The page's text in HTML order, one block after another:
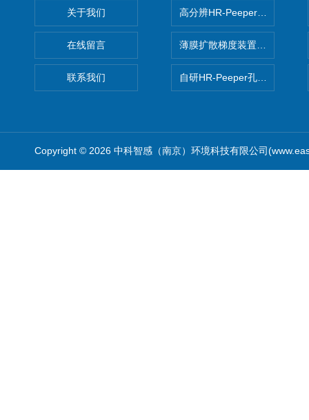
关于我们
在线留言
联系我们
高分辨HR-Peeper采样器孔隙
薄膜扩散梯度装置 Agl DGT
自研HR-Peeper孔隙水采样器
Copyright © 2026 中科智感（南京）环境科技有限公司